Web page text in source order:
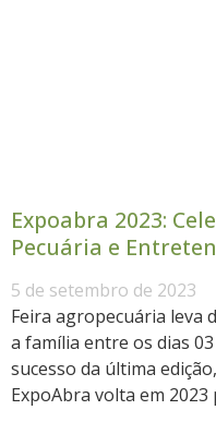
Expoabra 2023:
Pecuária e
5 de setembro de 2023
Feira agropecuária leva
a família entre os dias
sucesso da última
ExpoAbra volta em